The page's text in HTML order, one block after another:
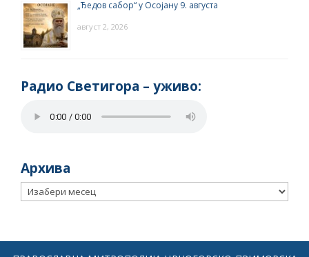
„Ђедов сабор“ у Осојану 9. августа
август 2, 2026
Радио Светигора – yживо:
Архива
Архива